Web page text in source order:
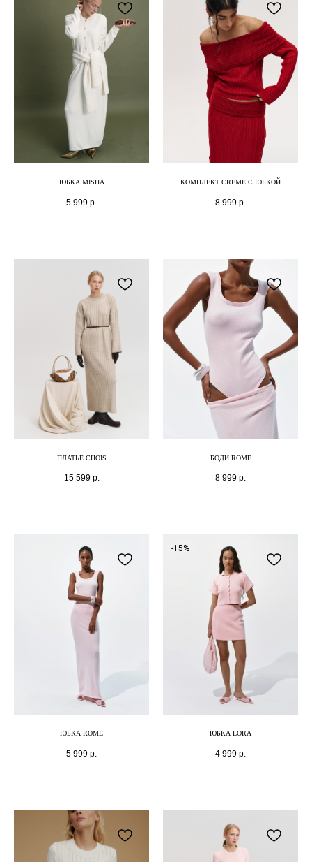
ЮБКА MISHA
5 999 р.
КОМПЛЕКТ CREME С ЮБКОЙ
8 999 р.
ПЛАТЬЕ CHOIS
15 599 р.
БОДИ ROME
8 999 р.
ЮБКА ROME
5 999 р.
-15%
ЮБКА LORA
4 999 р.